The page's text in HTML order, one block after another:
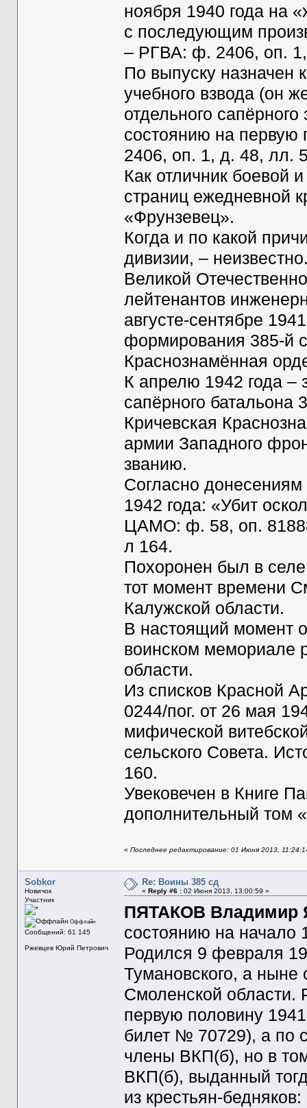
ноября 1940 года на
с последующим
– РГВА: ф. 2406, оп.
По выпуску назначен
учебного взвода (он
отдельного
состоянию на первую
2406, оп. 1, д. 48, лл.
Как отличник боевой
страниц ежедневной
«Фрунзевец».
Когда и по какой
дивизии, –
Великой
лейтенантов
августе-сентябре
формирования 385-й
Краснознамённая
К апрелю 1942 года –
сапёрного батальона
Кричевская
армии Западного
званию.
Согласно донесениям
1942 года: «Убит
ЦАМО: ф. 58, оп.
л 164.
Похоронен был в
тот момент времени
Калужской области.
В настоящий момент
воинском мемориале
области.
Из списков Красной
0244/пог. от 26 мая
мифической
сельского Совета.
160.
Увековечен в Книге
дополнительный том
« Последнее редактирование: 01 Июня 2013,
Sobkor
Новичок
Участник
Оффлайн
Сообщений: 61 145
Ржевцев Юрий Петрович
Re: Воины 385 сд
«Reply #6 : 02 Июня 2013, 13:00:59 »
ПЯТАКОВ Владимир
состоянию на начало
Родился 9 февраля
Тумановского, а ныне
Смоленской области.
первую половину
билет № 70729), а по
члены ВКП(б), но в
ВКП(б), выданный
из крестьян-